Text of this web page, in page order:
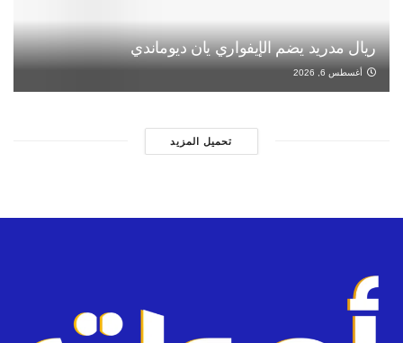
ريال مدريد يضم الإيفواري يان ديوماندي
أغسطس 6, 2026
تحميل المزيد